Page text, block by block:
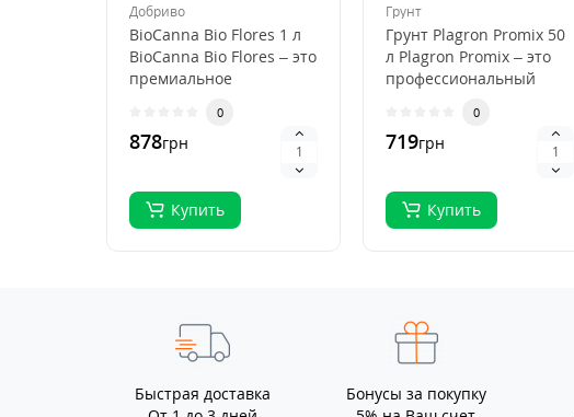
Добриво
BioCanna Bio Flores 1 л
BioCanna Bio Flores – это
премиальное
удобрение для ст..
0
878грн
Купить
Грунт
Грунт Plagron Promix 50
л Plagron Promix – это
профессиональный
выращивания
растений, ..
0
719грн
Купить
Быстрая доставка
Бонусы за покупку